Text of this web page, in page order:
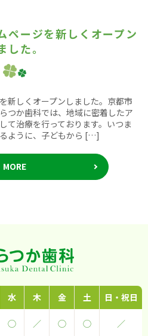
ページを新しくオープン
した。
新しくオープンしました。京都市
つか歯科では、地域に密着したア
て治療を行っております。いつま
ように、子どもから […]
MORE
水 木 金 土 日・ 祝日
◯ ／ ◯ ◯ ／